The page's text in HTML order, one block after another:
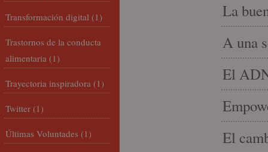
La
A una
El
El
Transformación digital (1)
Trastornos de la conducta
alimentaria (1)
Trayectoria inspiradora (1)
Twitter (1)
Últimas Voluntades (1)